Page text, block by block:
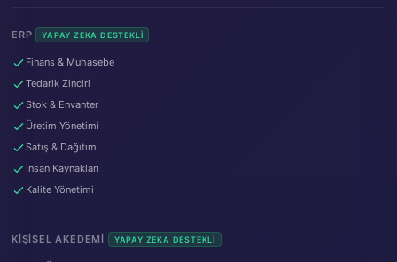
ERP YAPAY ZEKA DESTEKLI
Finans & Muhasebe
Tedarik Zinciri
Stok & Envanter
Üretim Yönetimi
Satış & Dağıtım
İnsan Kaynakları
Kalite Yönetimi
KIŞISEL AKEDEMI YAPAY ZEKA DESTEKLI